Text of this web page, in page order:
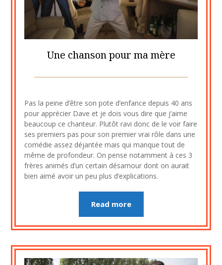
Une chanson pour ma mère
7
août
2023
Pas la peine d’être son pote d’enfance depuis 40 ans
pour apprécier Dave et je dois vous dire que j’aime
beaucoup ce chanteur. Plutôt ravi donc de le voir faire
ses premiers pas pour son premier vrai rôle dans une
comédie assez déjantée mais qui manque tout de
même de profondeur. On pense notamment à ces 3
frères animés d’un certain désamour dont on aurait
bien aimé avoir un peu plus d’explications.
Read more